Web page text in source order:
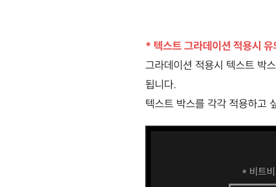
* 텍스트 그라데이션 적용시 유
그라데이션 적용시 텍스트 박
됩니다.
텍스트 박스를 각각 적용하고